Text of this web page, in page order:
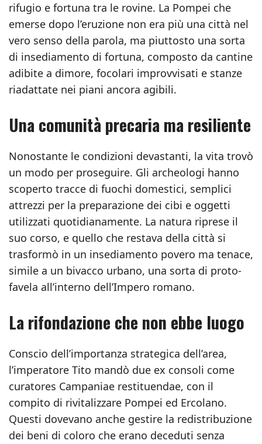
rifugio e fortuna tra le rovine. La Pompei che
emerse dopo l’eruzione non era più una città nel
vero senso della parola, ma piuttosto una sorta
di insediamento di fortuna, composto da cantine
adibite a dimore, focolari improvvisati e stanze
riadattate nei piani ancora agibili.
Una comunità precaria ma resiliente
Nonostante le condizioni devastanti, la vita trovò
un modo per proseguire. Gli archeologi hanno
scoperto tracce di fuochi domestici, semplici
attrezzi per la preparazione dei cibi e oggetti
utilizzati quotidianamente. La natura riprese il
suo corso, e quello che restava della città si
trasformò in un insediamento povero ma tenace,
simile a un bivacco urbano, una sorta di proto-
favela all’interno dell’Impero romano.
La rifondazione che non ebbe luogo
Conscio dell’importanza strategica dell’area,
l’imperatore Tito mandò due ex consoli come
curatores Campaniae restituendae, con il
compito di rivitalizzare Pompei ed Ercolano.
Questi dovevano anche gestire la redistribuzione
dei beni di coloro che erano deceduti senza